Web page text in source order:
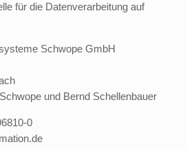
für die Datenverarbeitung auf
Schwope GmbH
und Bernd Schellenbauer
0